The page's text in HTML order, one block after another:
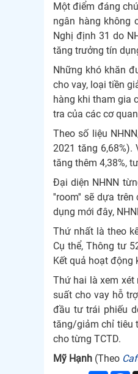
Một điểm đáng
ngân hàng không
Nghị định 31 do
tăng trưởng tín
Những khó khăn
cho vay, loại tiền
hàng khi tham gia
tra của các cơ
Theo số liệu
2021 tăng 6,68%).
tăng thêm 4,38%,
Đại diện NHNN
''room'' sẽ dựa
dụng mới đây,
Thứ nhất là theo
Cụ thể, Thông tư
Kết quả hoạt động
Thứ hai là xem xét
suất cho vay hỗ
đầu tư trái phiếu
tăng/giảm chỉ tiêu
cho từng TCTD.
Mỹ Hạnh (Theo